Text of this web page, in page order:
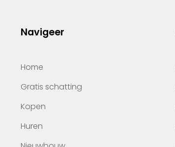
Navigeer
Home
Gratis schatting
Kopen
Huren